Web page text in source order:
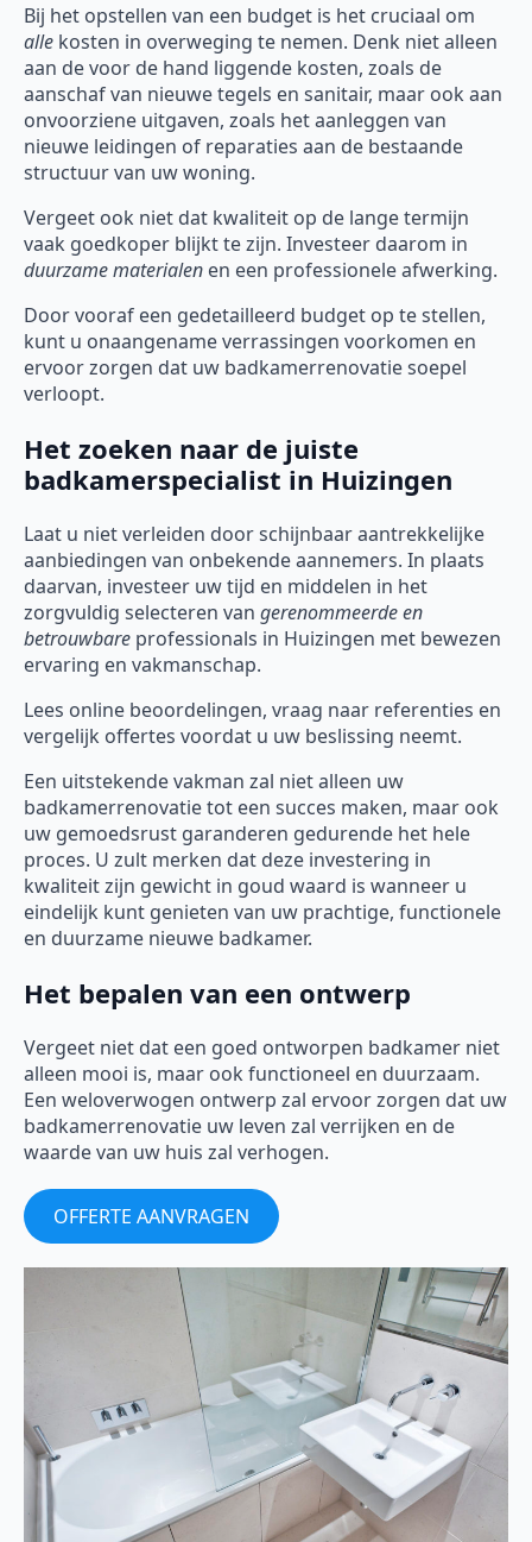
Bij het opstellen van een budget is het cruciaal om
alle kosten in overweging te nemen. Denk niet alleen
aan de voor de hand liggende kosten, zoals de
aanschaf van nieuwe tegels en sanitair, maar ook aan
onvoorziene uitgaven, zoals het aanleggen van
nieuwe leidingen of reparaties aan de bestaande
structuur van uw woning.
Vergeet ook niet dat kwaliteit op de lange termijn
vaak goedkoper blijkt te zijn. Investeer daarom in
duurzame materialen en een professionele afwerking.
Door vooraf een gedetailleerd budget op te stellen,
kunt u onaangename verrassingen voorkomen en
ervoor zorgen dat uw badkamerrenovatie soepel
verloopt.
Het zoeken naar de juiste
badkamerspecialist in Huizingen
Laat u niet verleiden door schijnbaar aantrekkelijke
aanbiedingen van onbekende aannemers. In plaats
daarvan, investeer uw tijd en middelen in het
zorgvuldig selecteren van gerenommeerde en
betrouwbare professionals in Huizingen met bewezen
ervaring en vakmanschap.
Lees online beoordelingen, vraag naar referenties en
vergelijk offertes voordat u uw beslissing neemt.
Een uitstekende vakman zal niet alleen uw
badkamerrenovatie tot een succes maken, maar ook
uw gemoedsrust garanderen gedurende het hele
proces. U zult merken dat deze investering in
kwaliteit zijn gewicht in goud waard is wanneer u
eindelijk kunt genieten van uw prachtige, functionele
en duurzame nieuwe badkamer.
Het bepalen van een ontwerp
Vergeet niet dat een goed ontworpen badkamer niet
alleen mooi is, maar ook functioneel en duurzaam.
Een weloverwogen ontwerp zal ervoor zorgen dat uw
badkamerrenovatie uw leven zal verrijken en de
waarde van uw huis zal verhogen.
OFFERTE AANVRAGEN